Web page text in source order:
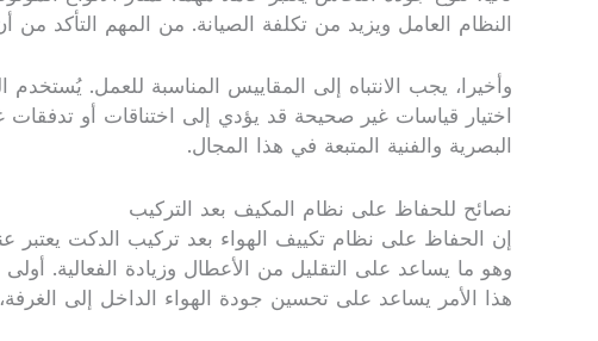
النظام العامل ويزيد من تكلفة الصيانة. من المهم التأكد من
وأخيرا، يجب الانتباه إلى المقاييس المناسبة للعمل.
اختيار قياسات غير صحيحة قد يؤدي إلى اختناقات أو
البصرية والفنية المتبعة في هذا المجال.
نصائح للحفاظ على نظام المكيف بعد التركيب
إن الحفاظ على نظام تكييف الهواء بعد تركيب الدكت يعتبر
وهو ما يساعد على التقليل من الأعطال وزيادة الفعالية.
هذا الأمر يساعد على تحسين جودة الهواء الداخل إلى